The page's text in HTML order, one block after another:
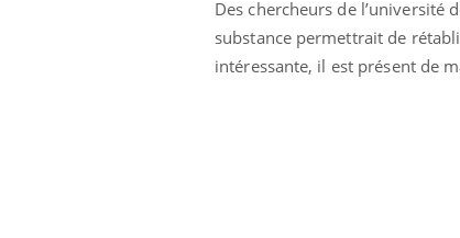
Des chercheurs de l’université
substance permettrait de
intéressante, il est présent de